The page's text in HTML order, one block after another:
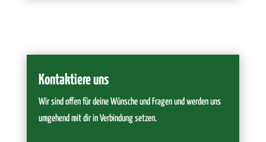
Kontaktiere uns
Wir sind offen für deine Wünsche und Fragen und werden uns
umgehend mit dir in Verbindung setzen.